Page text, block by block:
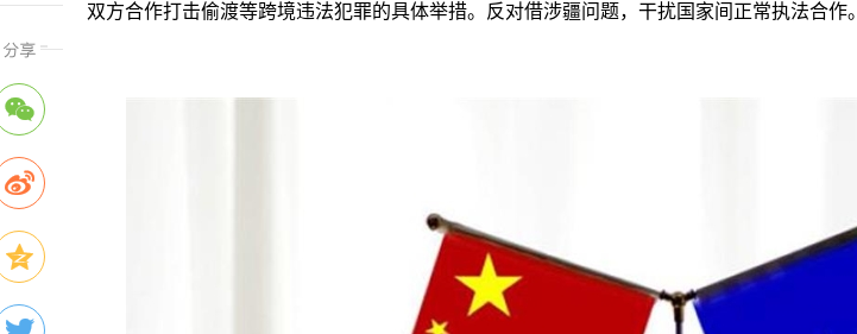
双方合作打击偷渡等跨境违法犯罪的具体举措。反对借涉疆问题，干扰国家间正常执法合作。